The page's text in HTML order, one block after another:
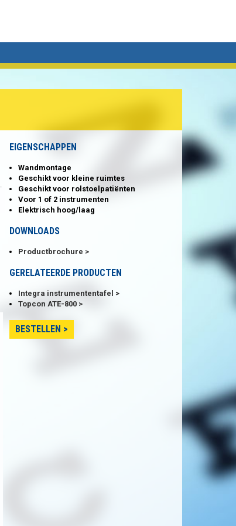
EIGENSCHAPPEN
Wandmontage
Geschikt voor kleine ruimtes
Geschikt voor rolstoelpatiënten
Voor 1 of 2 instrumenten
Elektrisch hoog/laag
DOWNLOADS
Productbrochure
GERELATEERDE PRODUCTEN
Integra instrumententafel
Topcon ATE-800
BESTELLEN